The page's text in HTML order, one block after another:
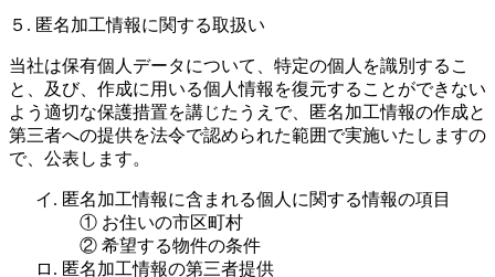
５. 匿名加工情報に関する取扱い
当社は保有個人データについて、特定の個人を識別するこ
と、及び、作成に用いる個人情報を復元することができない
よう適切な保護措置を講じたうえで、匿名加工情報の作成と
第三者への提供を法令で認められた範囲で実施いたしますの
で、公表します。
イ. 匿名加工情報に含まれる個人に関する情報の項目
① お住いの市区町村
② 希望する物件の条件
ロ. 匿名加工情報の第三者提供